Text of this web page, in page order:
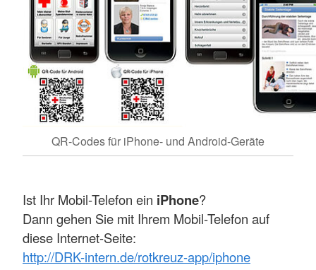
QR-Codes für iPhone- und Android-Geräte
Ist Ihr Mobil-Telefon ein iPhone?
Dann gehen Sie mit Ihrem Mobil-Telefon auf
diese Internet-Seite:
http://DRK-intern.de/rotkreuz-app/iphone